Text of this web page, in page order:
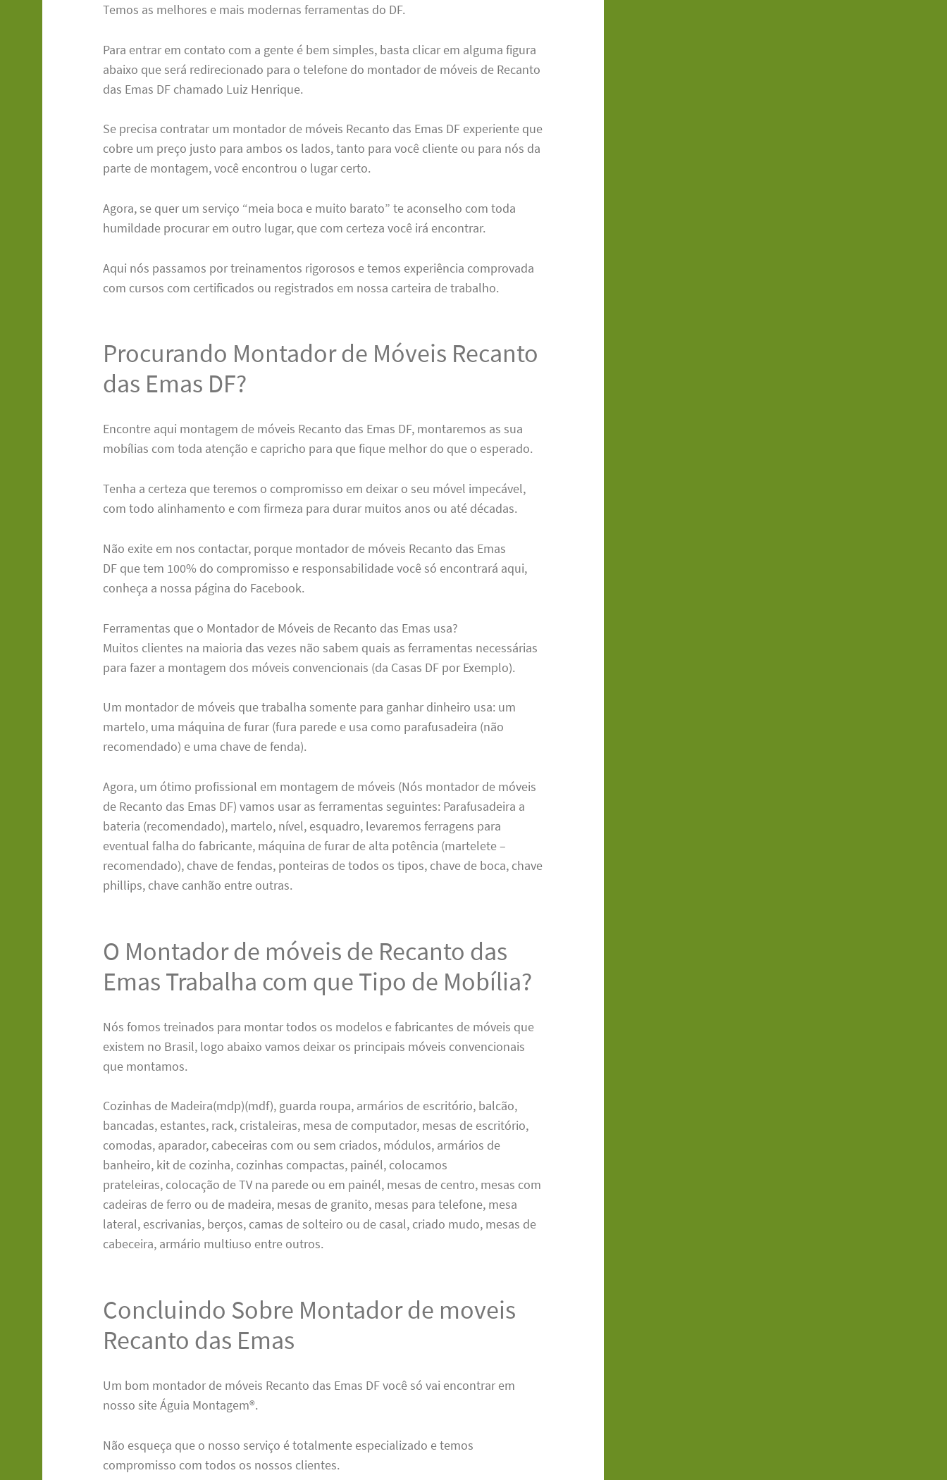
Temos as melhores e mais modernas ferramentas do DF.
Para entrar em contato com a gente é bem simples, basta clicar em alguma figura
abaixo que será redirecionado para o telefone do montador de móveis de Recanto
das Emas DF chamado Luiz Henrique.
Se precisa contratar um montador de móveis Recanto das Emas DF experiente que
cobre um preço justo para ambos os lados, tanto para você cliente ou para nós da
parte de montagem, você encontrou o lugar certo.
Agora, se quer um serviço “meia boca e muito barato” te aconselho com toda
humildade procurar em outro lugar, que com certeza você irá encontrar.
Aqui nós passamos por treinamentos rigorosos e temos experiência comprovada
com cursos com certificados ou registrados em nossa carteira de trabalho.
Procurando Montador de Móveis Recanto
das Emas DF?
Encontre aqui montagem de móveis Recanto das Emas DF, montaremos as sua
mobílias com toda atenção e capricho para que fique melhor do que o esperado.
Tenha a certeza que teremos o compromisso em deixar o seu móvel impecável,
com todo alinhamento e com firmeza para durar muitos anos ou até décadas.
Não exite em nos contactar, porque montador de móveis Recanto das Emas
DF que tem 100% do compromisso e responsabilidade você só encontrará aqui,
conheça a nossa página do Facebook.
Ferramentas que o Montador de Móveis de Recanto das Emas usa?
Muitos clientes na maioria das vezes não sabem quais as ferramentas necessárias
para fazer a montagem dos móveis convencionais (da Casas DF por Exemplo).
Um montador de móveis que trabalha somente para ganhar dinheiro usa: um
martelo, uma máquina de furar (fura parede e usa como parafusadeira (não
recomendado) e uma chave de fenda).
Agora, um ótimo profissional em montagem de móveis (Nós montador de móveis
de Recanto das Emas DF) vamos usar as ferramentas seguintes: Parafusadeira a
bateria (recomendado), martelo, nível, esquadro, levaremos ferragens para
eventual falha do fabricante, máquina de furar de alta potência (martelete –
recomendado), chave de fendas, ponteiras de todos os tipos, chave de boca, chave
phillips, chave canhão entre outras.
O Montador de móveis de Recanto das
Emas Trabalha com que Tipo de Mobília?
Nós fomos treinados para montar todos os modelos e fabricantes de móveis que
existem no Brasil, logo abaixo vamos deixar os principais móveis convencionais
que montamos.
Cozinhas de Madeira(mdp)(mdf), guarda roupa, armários de escritório, balcão,
bancadas, estantes, rack, cristaleiras, mesa de computador, mesas de escritório,
comodas, aparador, cabeceiras com ou sem criados, módulos, armários de
banheiro, kit de cozinha, cozinhas compactas, painél, colocamos
prateleiras, colocação de TV na parede ou em painél, mesas de centro, mesas com
cadeiras de ferro ou de madeira, mesas de granito, mesas para telefone, mesa
lateral, escrivanias, berços, camas de solteiro ou de casal, criado mudo, mesas de
cabeceira, armário multiuso entre outros.
Concluindo Sobre Montador de moveis
Recanto das Emas
Um bom montador de móveis Recanto das Emas DF você só vai encontrar em
nosso site Águia Montagem®.
Não esqueça que o nosso serviço é totalmente especializado e temos
compromisso com todos os nossos clientes.